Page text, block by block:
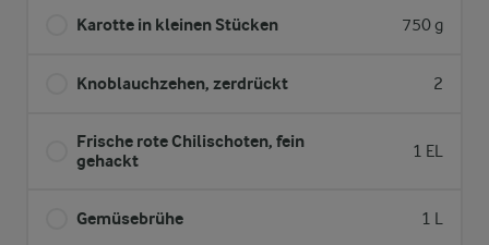
Karotte in kleinen Stücken 750 g
Knoblauchzehen, zerdrückt 2
Frische rote Chilischoten, fein
gehackt
1 EL
Gemüsebrühe 1 L